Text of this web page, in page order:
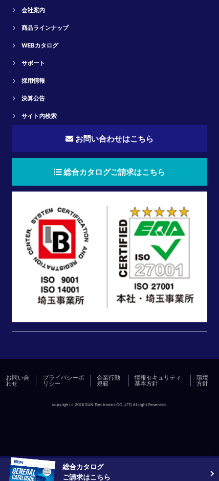
会社案内
商品ラインナップ
WEBカタログ
サポート
採用情報
決算公告
サイト内検索
お問い合わせはこちら
総合カタログご請求はこちら
お問い合
わせ
プライバシーポ
リシー
企業行動
規範
情報セキュリティ
基本方針
環境
方針
copyright c 2026 SUN Electronics CO.,LTD All right Reserved.
総合カタログ
ご請求はこちら